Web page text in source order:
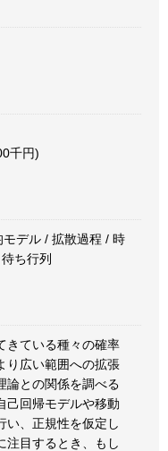
千円)
デル / 拡散過程 / 時
ち行列
きている種々の確率
り広い範囲への拡張
論との関係を調べる
己回帰モデルや移動
い、正規性を仮定し
注目するとき、もし